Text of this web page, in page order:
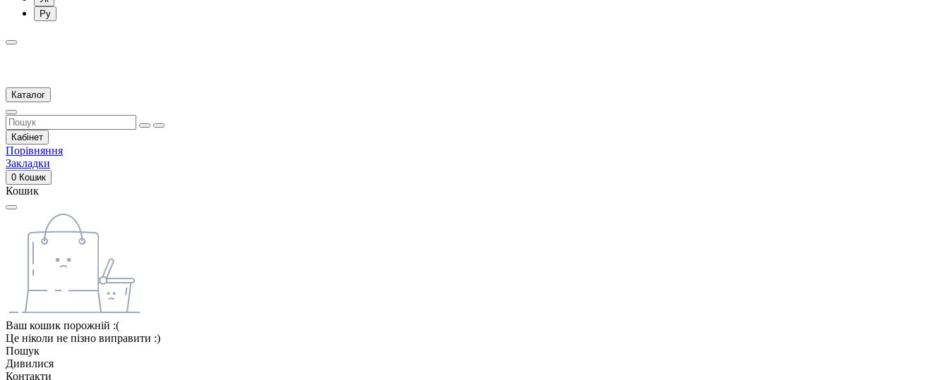
Ру
Каталог
Кабінет
Порівняння
Закладки
0 Кошик
Кошик
Ваш кошик порожній :(
Це ніколи не пізно виправити :)
Пошук
Дивилися
Контакти